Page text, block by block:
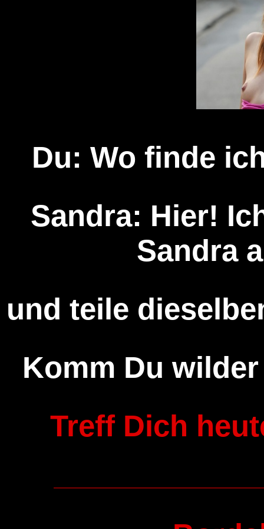
Du: Wo finde
Sandra: Hier!
Sandra
und teile
Komm Du
Treff Dich